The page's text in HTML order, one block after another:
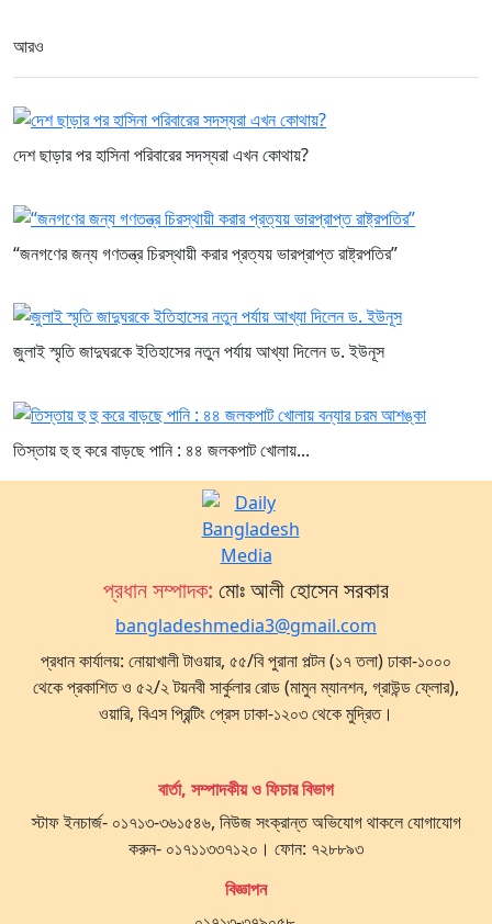
আরও
দেশ ছাড়ার পর হাসিনা পরিবারের সদস্যরা এখন কোথায়?
“জনগণের জন্য গণতন্ত্র চিরস্থায়ী করার প্রত্যয় ভারপ্রাপ্ত রাষ্ট্রপতির”
জুলাই স্মৃতি জাদুঘরকে ইতিহাসের নতুন পর্যায় আখ্যা দিলেন ড. ইউনূস
তিস্তায় হু হু করে বাড়ছে পানি : ৪৪ জলকপাট খোলায়...
প্রধান সম্পাদক: মোঃ আলী হোসেন সরকার
bangladeshmedia3@gmail.com
প্রধান কার্যালয়: নোয়াখালী টাওয়ার, ৫৫/বি পুরানা পল্টন (১৭ তলা) ঢাকা-১০০০
থেকে প্রকাশিত ও ৫২/২ টয়নবী সার্কুলার রোড (মামুন ম্যানশন, গ্রাউন্ড ফ্লোর),
ওয়ারি, বিএস প্রিন্টিং প্রেস ঢাকা-১২০৩ থেকে মুদ্রিত।
বার্তা, সম্পাদকীয় ও ফিচার বিভাগ
স্টাফ ইনচার্জ- ০১৭১৩-৩৬১৫৪৬, নিউজ সংক্রান্ত অভিযোগ থাকলে যোগাযোগ
করুন- ০১৭১১৩৩৭১২০। ফোন: ৭২৮৮৯৩
বিজ্ঞাপন